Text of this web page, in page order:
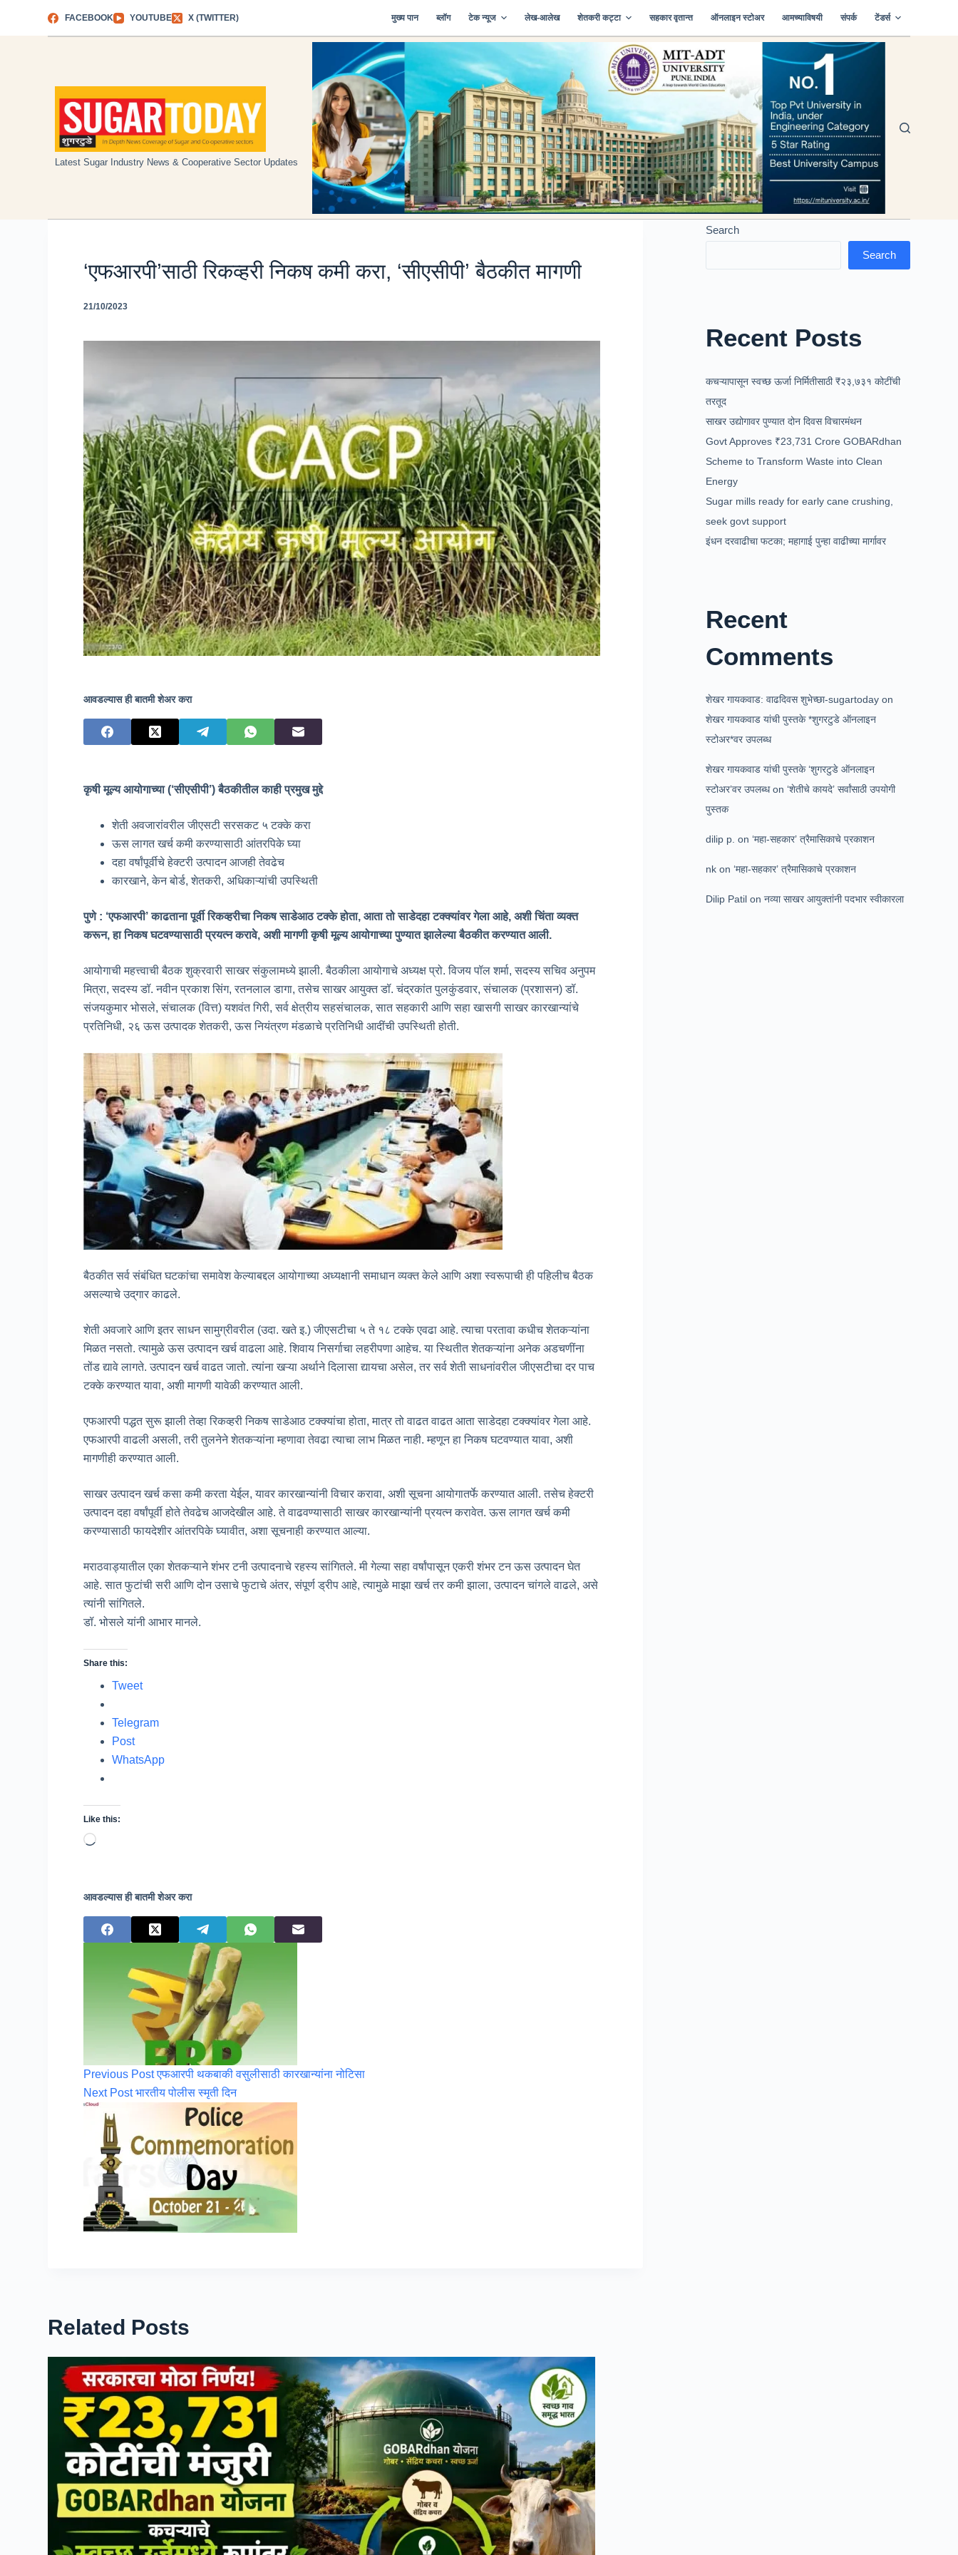
FACEBOOK YOUTUBE X (TWITTER) मुख्य पान ब्लॉग टेक न्यूज लेख-आलेख शेतकरी कट्टा सहकार वृतान्त ऑनलाइन स्टोअर आमच्याविषयी संपर्क टेंडर्स
Latest Sugar Industry News & Cooperative Sector Updates
‘एफआरपी’साठी रिकव्हरी निकष कमी करा, ‘सीएसीपी’ बैठकीत मागणी
21/10/2023
आवडल्यास ही बातमी शेअर करा
कृषी मूल्य आयोगाच्या (‘सीएसीपी’) बैठकीतील काही प्रमुख मुद्दे
शेती अवजारांवरील जीएसटी सरसकट ५ टक्के करा
ऊस लागत खर्च कमी करण्यासाठी आंतरपिके घ्या
दहा वर्षांपूर्वीचे हेक्टरी उत्पादन आजही तेवढेच
कारखाने, केन बोर्ड, शेतकरी, अधिकाऱ्यांची उपस्थिती
पुणे : ‘एफआरपी’ काढताना पूर्वी रिकव्हरीचा निकष साडेआठ टक्के होता, आता तो साडेदहा टक्क्यांवर गेला आहे, अशी चिंता व्यक्त
करून, हा निकष घटवण्यासाठी प्रयत्न करावे, अशी मागणी कृषी मूल्य आयोगाच्या पुण्यात झालेल्या बैठकीत करण्यात आली.
आयोगाची महत्त्वाची बैठक शुक्रवारी साखर संकुलामध्ये झाली. बैठकीला आयोगाचे अध्यक्ष प्रो. विजय पॉल शर्मा, सदस्य सचिव अनुपम
मित्रा, सदस्य डॉ. नवीन प्रकाश सिंग, रतनलाल डागा, तसेच साखर आयुक्त डॉ. चंद्रकांत पुलकुंडवार, संचालक (प्रशासन) डॉ.
संजयकुमार भोसले, संचालक (वित्त) यशवंत गिरी, सर्व क्षेत्रीय सहसंचालक, सात सहकारी आणि सहा खासगी साखर कारखान्यांचे
प्रतिनिधी, २६ ऊस उत्पादक शेतकरी, ऊस नियंत्रण मंडळाचे प्रतिनिधी आदींची उपस्थिती होती.
बैठकीत सर्व संबंधित घटकांचा समावेश केल्याबद्दल आयोगाच्या अध्यक्षानी समाधान व्यक्त केले आणि अशा स्वरूपाची ही पहिलीच बैठक
असल्याचे उद्‌गार काढले.
शेती अवजारे आणि इतर साधन सामुग्रीवरील (उदा. खते इ.) जीएसटीचा ५ ते १८ टक्के एवढा आहे. त्याचा परतावा कधीच शेतकऱ्यांना
मिळत नसतो. त्यामुळे ऊस उत्पादन खर्च वाढला आहे. शिवाय निसर्गाचा लहरीपणा आहेच. या स्थितीत शेतकऱ्यांना अनेक अडचणींना
तोंड द्यावे लागते. उत्पादन खर्च वाढत जातो. त्यांना खऱ्या अर्थाने दिलासा द्यायचा असेल, तर सर्व शेती साधनांवरील जीएसटीचा दर पाच
टक्के करण्यात यावा, अशी मागणी यावेळी करण्यात आली.
एफआरपी पद्धत सुरू झाली तेव्हा रिकव्हरी निकष साडेआठ टक्क्यांचा होता, मात्र तो वाढत वाढत आता साडेदहा टक्क्यांवर गेला आहे.
एफआरपी वाढली असली, तरी तुलनेने शेतकऱ्यांना म्हणावा तेवढा त्याचा लाभ मिळत नाही. म्हणून हा निकष घटवण्यात यावा, अशी
मागणीही करण्यात आली.
साखर उत्पादन खर्च कसा कमी करता येईल, यावर कारखान्यांनी विचार करावा, अशी सूचना आयोगातर्फे करण्यात आली. तसेच हेक्टरी
उत्पादन दहा वर्षांपूर्वी होते तेवढेच आजदेखील आहे. ते वाढवण्यासाठी साखर कारखान्यांनी प्रयत्न करावेत. ऊस लागत खर्च कमी
करण्यासाठी फायदेशीर आंतरपिके घ्यावीत, अशा सूचनाही करण्यात आल्या.
मराठवाड्यातील एका शेतकऱ्याने शंभर टनी उत्पादनाचे रहस्य सांगितले. मी गेल्या सहा वर्षांपासून एकरी शंभर टन ऊस उत्पादन घेत
आहे. सात फुटांची सरी आणि दोन उसाचे फुटाचे अंतर, संपूर्ण ड्रीप आहे, त्यामुळे माझा खर्च तर कमी झाला, उत्पादन चांगले वाढले, असे
त्यांनी सांगितले.
डॉ. भोसले यांनी आभार मानले.
Share this:
Tweet
Telegram
Post
WhatsApp
Like this:
Loading…
आवडल्यास ही बातमी शेअर करा
Previous Post एफआरपी थकबाकी वसुलीसाठी कारखान्यांना नोटिसा
Next Post भारतीय पोलीस स्मृती दिन
Search
Search
Recent Posts
कचऱ्यापासून स्वच्छ ऊर्जा निर्मितीसाठी ₹२३,७३१ कोटींची
तरतूद
साखर उद्योगावर पुण्यात दोन दिवस विचारमंथन
Govt Approves ₹23,731 Crore GOBARdhan
Scheme to Transform Waste into Clean
Energy
Sugar mills ready for early cane crushing,
seek govt support
इंधन दरवाढीचा फटका; महागाई पुन्हा वाढीच्या मार्गावर
Recent
Comments
शेखर गायकवाड: वाढदिवस शुभेच्छा-sugartoday on
शेखर गायकवाड यांची पुस्तके *शुगरटुडे ऑनलाइन
स्टोअर*वर उपलब्ध
शेखर गायकवाड यांची पुस्तके ‘शुगरटुडे ऑनलाइन
स्टोअर’वर उपलब्धon‘शेतीचे कायदे’ सर्वांसाठी उपयोगी
पुस्तक
dilip p. on‘महा-सहकार’ त्रैमासिकाचे प्रकाशन
nk on‘महा-सहकार’ त्रैमासिकाचे प्रकाशन
Dilip Patil onनव्या साखर आयुक्तांनी पदभार स्वीकारला
Related Posts